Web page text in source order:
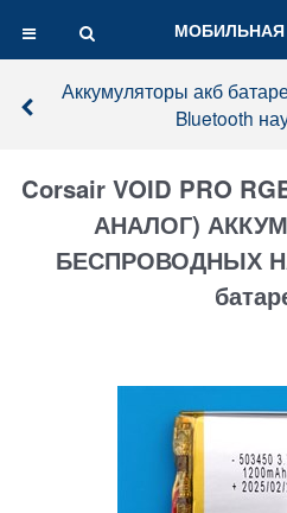
МОБИЛЬНАЯ
Аккумуляторы акб
Bluetooth
Corsair VOID PRO
АНАЛОГ)
БЕСПРОВОДНЫХ